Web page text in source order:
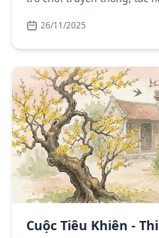
26/11/2025
Cuộc Tiêu Khiên -